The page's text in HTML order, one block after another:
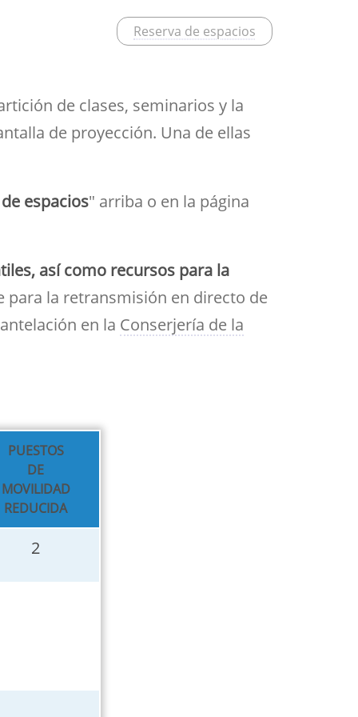
Aula de Kultura
ASEF
Reserva de espacios
de clases, seminarios y la
de proyección. Una de ellas
espacios" arriba o en la página
así como recursos para la
para la retransmisión en directo de
en la Conserjería de la
PUESTOS
DE
MOVILIDAD
REDUCIDA
2